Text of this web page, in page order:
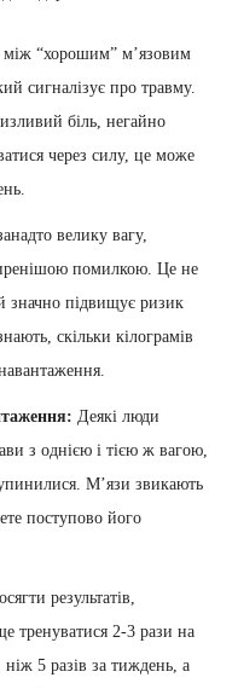
між “хорошим” м’язовим
сигналізує про травму.
біль, негайно
через силу, це може
велику вагу,
помилкою. Це не
значно підвищує ризик
скільки кілограмів
Деякі люди
з однією і тією ж вагою,
М’язи звикають
поступово його
результатів,
тренуватися 2-3 рази на
5 разів за тиждень, а